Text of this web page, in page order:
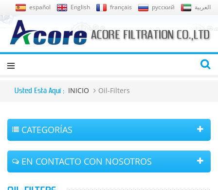
español English français русский العربية
Usted Está Aquí : INICIO Oil-Filters
CATEGORÍAS
EN CONTACTO CON NOSOTROS